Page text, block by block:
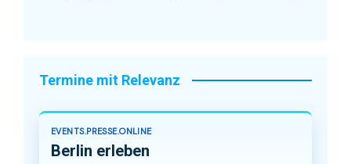
Termine mit Relevanz
EVENTS.PRESSE.ONLINE
Berlin erleben